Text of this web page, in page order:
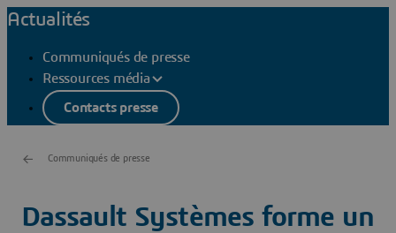
Actualités
Communiqués de presse
Ressources média
Contacts presse
Communiqués de presse
Dassault Systèmes forme un